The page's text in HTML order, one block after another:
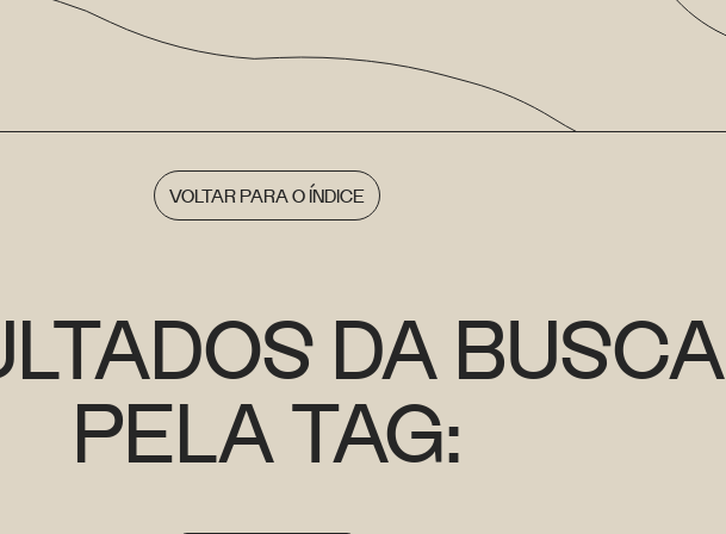
VOLTAR PARA O ÍNDICE
DA BUSCA
PELA TAG: